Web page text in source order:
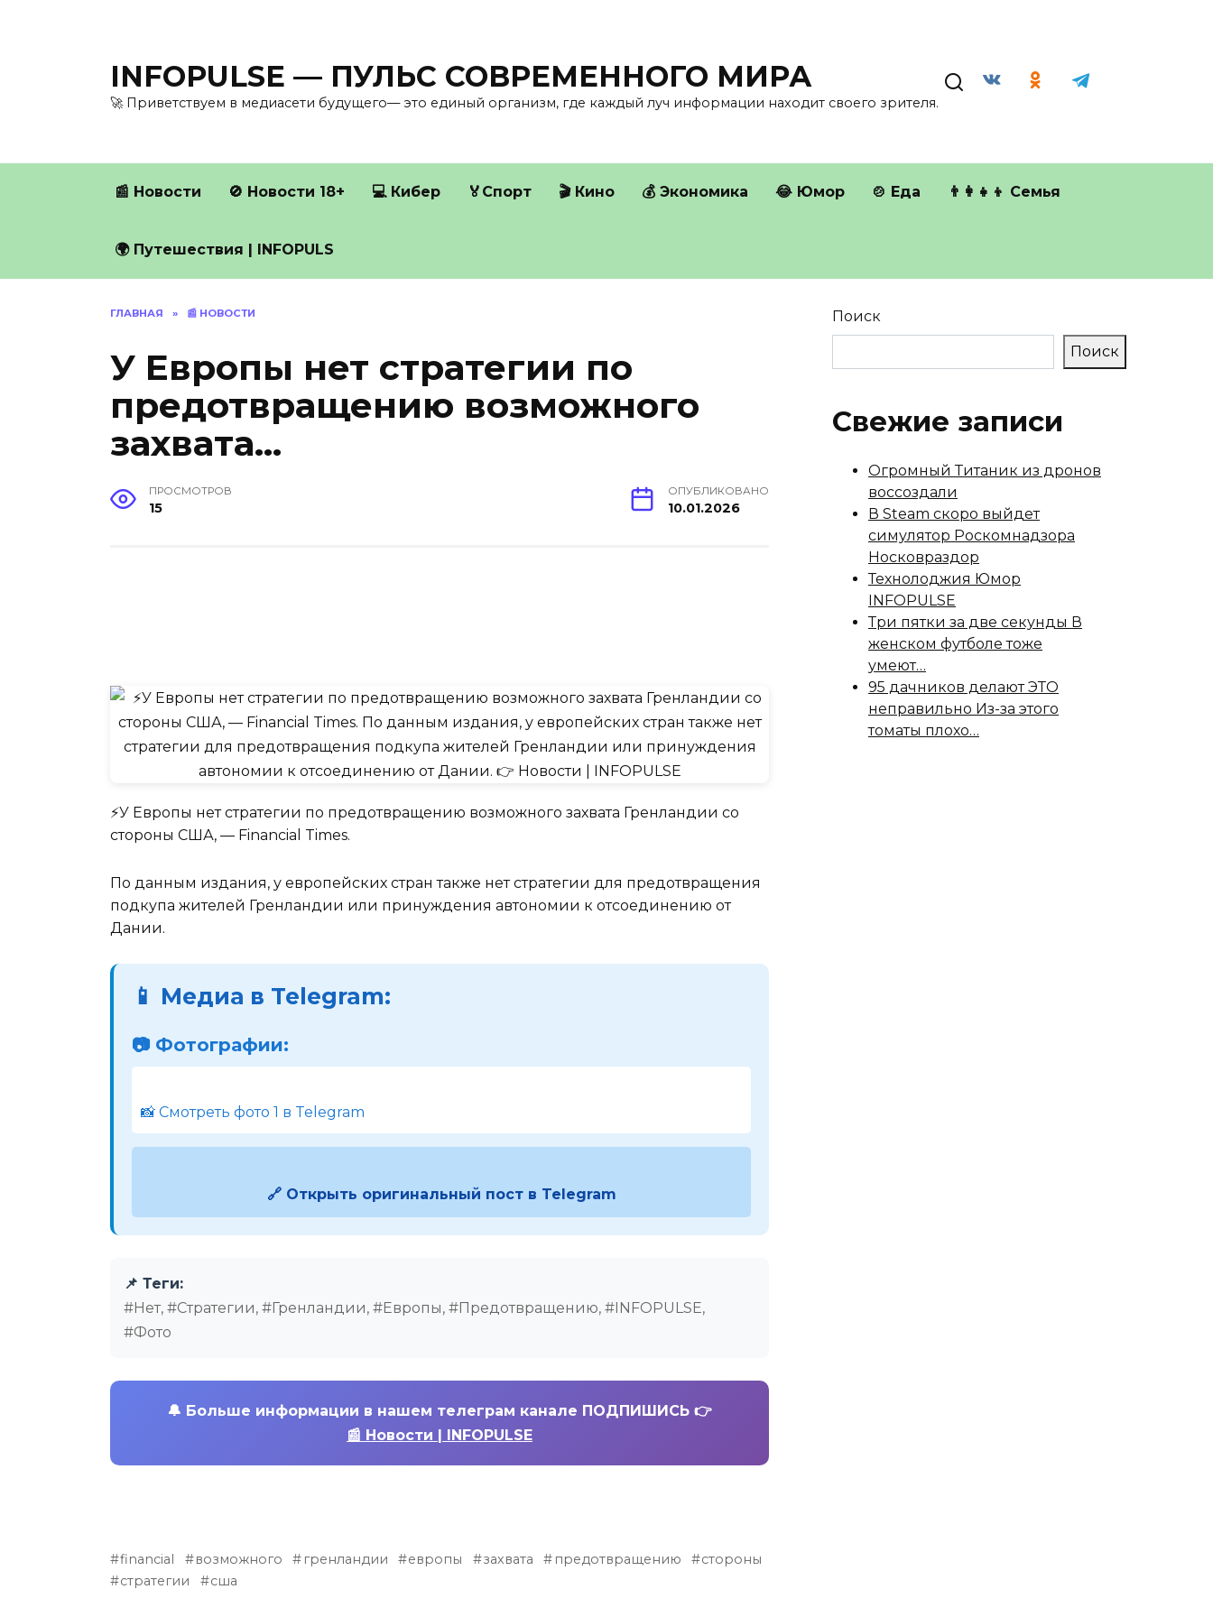
INFOPULSE — ПУЛЬС СОВРЕМЕННОГО МИРА
🚀 Приветствуем в медиасети будущего— это единый организм, где каждый луч информации находит своего зрителя.
📰 Новости 🚫 Новости 18+ 💻 Кибер 🏅Спорт 🎬 Кино 💰 Экономика 😂 Юмор 🍲 Еда 👨‍👩‍👧‍👦 Семья
🌍 Путешествия | INFOPULS
ГЛАВНАЯ » 📰 НОВОСТИ
У Европы нет стратегии по
предотвращению возможного
захвата…
ПРОСМОТРОВ
15
ОПУБЛИКОВАНО
10.01.2026
⚡️У Европы нет стратегии по предотвращению возможного захвата Гренландии со
стороны США, — Financial Times.
По данным издания, у европейских стран также нет стратегии для предотвращения
подкупа жителей Гренландии или принуждения автономии к отсоединению от
Дании.
📱 Медиа в Telegram:
📷 Фотографии:
📸 Смотреть фото 1 в Telegram
🔗 Открыть оригинальный пост в Telegram
📌 Теги:
#Нет, #Стратегии, #Гренландии, #Европы, #Предотвращению, #INFOPULSE,
#Фото
🔔 Больше информации в нашем телеграм канале ПОДПИШИСЬ 👉
📰 Новости | INFOPULSE
financial возможного гренландии европы захвата предотвращению
стороны
стратегии
сша
Поиск
Поиск
Свежие записи
Огромный Титаник из дронов
воссоздали
В Steam скоро выйдет
симулятор Роскомнадзора
Носковраздор
Технолоджия Юмор
INFOPULSE
Три пятки за две секунды В
женском футболе тоже
умеют…
95 дачников делают ЭТО
неправильно Из-за этого
томаты плохо…